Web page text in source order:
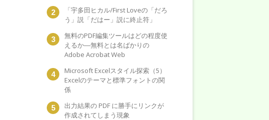
「宇多田ヒカル/First Loveの「だろ
う」説「だはー」説に終止符」
無料のPDF編集ツールはどの程度使
えるか―無料とは名ばかりの
Adobe Acrobat Web
Microsoft Excelスタイル探索（5）
Excelのテーマと標準フォントの関
係
出力結果の PDF に勝手にリンクが
作成されてしまう現象